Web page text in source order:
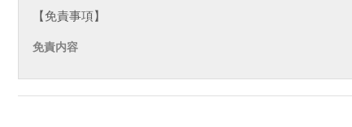
【免責事項】
免責内容